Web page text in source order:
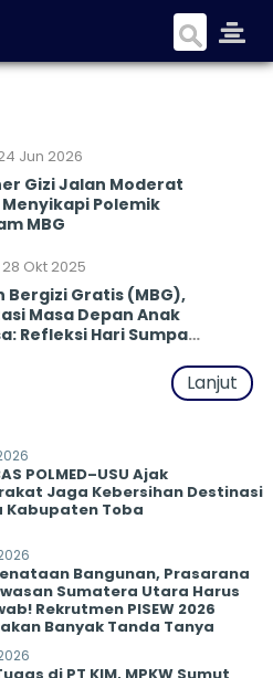
Jun 2026
Gizi Jalan Moderat
Polemik
MBG
28 Okt 2025
Bergizi Gratis (MBG),
Masa Depan Anak
Refleksi Hari Sumpah
Lanjut
POLMED–USU Ajak
Jaga Kebersihan Destinasi
Kabupaten Toba
Bangunan, Prasarana
Sumatera Utara Harus
Rekrutmen PISEW 2026
Banyak Tanda Tanya